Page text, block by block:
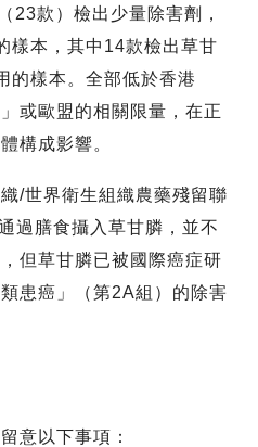
23款）檢出少量除害劑，
樣本，其中14款檢出草甘
的樣本。全部低於香港
或歐盟的相關限量，在正
構成影響。
/世界衛生組織農藥殘留聯
過膳食攝入草甘膦，並不
但草甘膦已被國際癌症研
患癌」（第2A組）的除害
意以下事項：